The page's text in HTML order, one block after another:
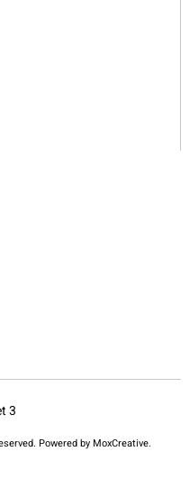
Powered by MoxCreative.